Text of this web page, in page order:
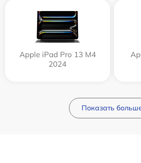
Apple iPad Pro 13 M4
2024
Показать